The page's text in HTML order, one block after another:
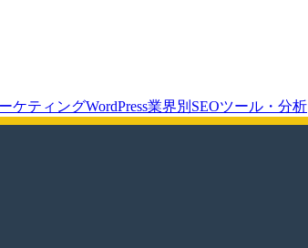
ケティングWordPress業界別SEOツール・分析